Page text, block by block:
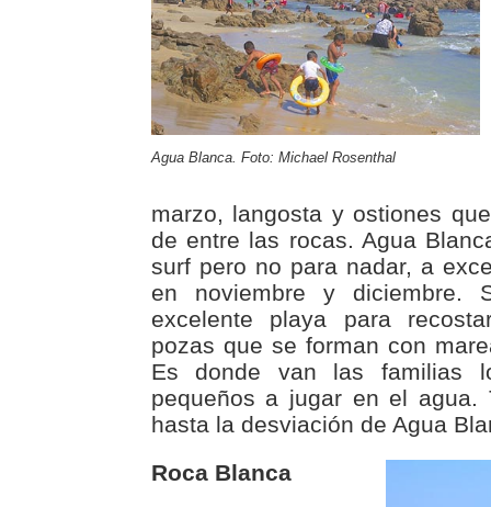
Agua Blanca. Foto: Michael Rosenthal
marzo, langosta y ostiones
de entre las rocas. Agua
surf pero no para nadar, a
en noviembre y diciembre.
excelente playa para
pozas que se forman con
Es donde van las familias
pequeños a jugar en el agua.
hasta la desviación de Agua
Roca Blanca